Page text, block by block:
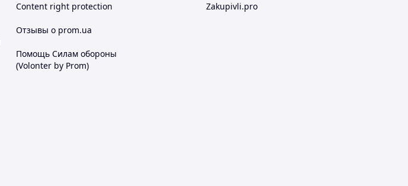
Content right protection
Отзывы о prom.ua
Помощь Силам обороны
(Volonter by Prom)
Zakupivli.pro